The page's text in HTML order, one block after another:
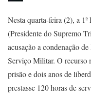
Nesta quarta-feira (2), a
(Presidente do Supremo
acusação a condenação
Serviço Militar. O recurso
prisão e dois anos de
prestasse 120 horas de